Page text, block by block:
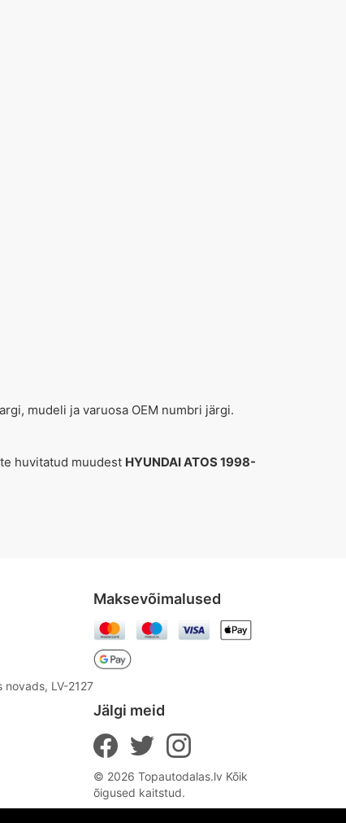
mudeli ja varuosa OEM numbri järgi.
huvitatud muudest HYUNDAI ATOS 1998-
novads, LV-2127
Maksevõimalused
Jälgi meid
© 2026 Topautodalas.lv Kõik
õigused kaitstud.